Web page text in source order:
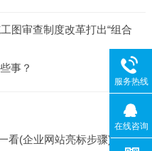
图审查制度改革打出“组合
事？
看(企业网站亮标步骤)
服务热线
在线咨询